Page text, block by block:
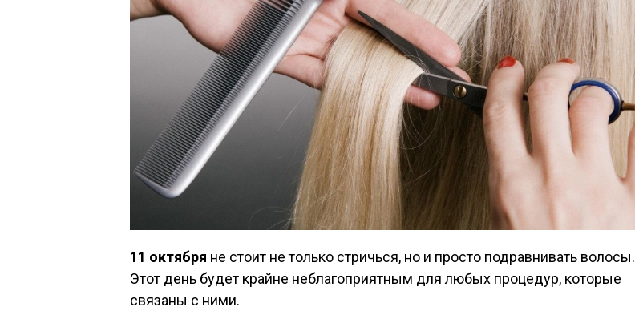
11 октября не стоит не только стричься, но и просто подравнивать волосы.
Этот день будет крайне неблагоприятным для любых процедур, которые
связаны с ними.